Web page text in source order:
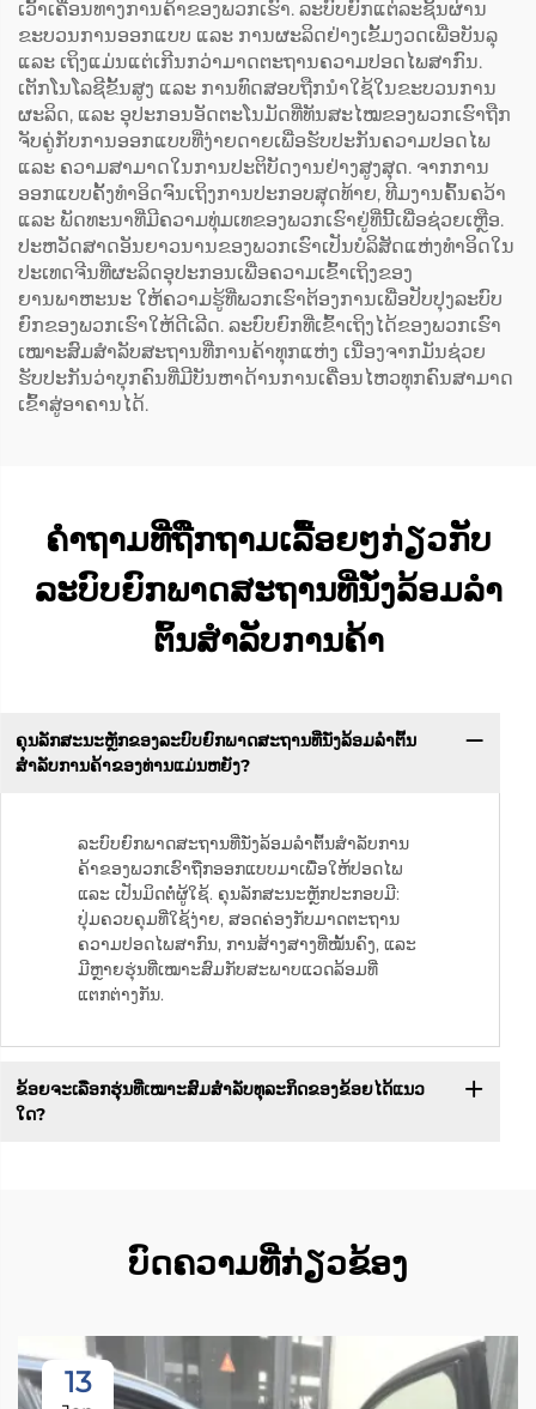
ເວົ້າເຄື່ອນທາງການຄ້າຂອງພວກເຮົາ. ລະບົບຍົກແຕ່ລະຊິ້ນຜ່ານ
ຂະບວນການອອກແບບ ແລະ ການຜະລິດຢ່າງເຂັ້ມງວດເພື່ອບັນລຸ
ແລະ ເຖິງແມ່ນແຕ່ເກີນກວ່າມາດຕະຖານຄວາມປອດໄພສາກົນ.
ເຕັກໂນໂລຊີຂັ້ນສູງ ແລະ ການທົດສອບຖືກນຳໃຊ້ໃນຂະບວນການ
ຜະລິດ, ແລະ ອຸປະກອນອັດຕະໂນມັດທີ່ທັນສະໄໝຂອງພວກເຮົາຖືກ
ຈັບຄູ່ກັບການອອກແບບທີ່ງ່າຍດາຍເພື່ອຮັບປະກັນຄວາມປອດໄພ
ແລະ ຄວາມສາມາດໃນການປະຕິບັດງານຢ່າງສູງສຸດ. ຈາກການ
ອອກແບບຄັ້ງທຳອິດຈົນເຖິງການປະກອບສຸດທ້າຍ, ທີມງານຄົ້ນຄວ້າ
ແລະ ພັດທະນາທີ່ມີຄວາມທຸ່ມເທຂອງພວກເຮົາຢູ່ທີ່ນີ້ເພື່ອຊ່ວຍເຫຼືອ.
ປະຫວັດສາດອັນຍາວນານຂອງພວກເຮົາເປັນບໍລິສັດແຫ່ງທຳອິດໃນ
ປະເທດຈີນທີ່ຜະລິດອຸປະກອນເພື່ອຄວາມເຂົ້າເຖິງຂອງ
ຍານພາຫະນະ ໃຫ້ຄວາມຮູ້ທີ່ພວກເຮົາຕ້ອງການເພື່ອປັບປຸງລະບົບ
ຍົກຂອງພວກເຮົາໃຫ້ດີເລີດ. ລະບົບຍົກທີ່ເຂົ້າເຖິງໄດ້ຂອງພວກເຮົາ
ເໝາະສົມສຳລັບສະຖານທີ່ການຄ້າທຸກແຫ່ງ ເນື່ອງຈາກມັນຊ່ວຍ
ຮັບປະກັນວ່າບຸກຄົນທີ່ມີບັນຫາດ້ານການເຄື່ອນໄຫວທຸກຄົນສາມາດ
ເຂົ້າສູ່ອາຄານໄດ້.
ຄຳຖາມທີ່ຖືກຖາມເລື້ອຍໆກ່ຽວກັບ
ລະບົບຍົກພາດສະຖານທີ່ນັ່ງລ້ອມລໍາ
ຕົ້ນສຳລັບການຄ້າ
ຄຸນລັກສະນະຫຼັກຂອງລະບົບຍົກພາດສະຖານທີ່ນັ່ງລ້ອມລໍາຕົ້ນ
ສຳລັບການຄ້າຂອງທ່ານແມ່ນຫຍັງ?
ລະບົບຍົກພາດສະຖານທີ່ນັ່ງລ້ອມລໍາຕົ້ນສຳລັບການ
ຄ້າຂອງພວກເຮົາຖືກອອກແບບມາເພື່ອໃຫ້ປອດໄພ
ແລະ ເປັນມິດຕໍ່ຜູ້ໃຊ້. ຄຸນລັກສະນະຫຼັກປະກອບມີ:
ປຸ່ມຄວບຄຸມທີ່ໃຊ້ງ່າຍ, ສອດຄ່ອງກັບມາດຕະຖານ
ຄວາມປອດໄພສາກົນ, ການສ້າງສາງທີ່ໝັ້ນຄົງ, ແລະ
ມີຫຼາຍຮຸ່ນທີ່ເໝາະສົມກັບສະພາບແວດລ້ອມທີ່
ແຕກຕ່າງກັນ.
ຂ້ອຍຈະເລືອກຮຸ່ນທີ່ເໝາະສົມສຳລັບທຸລະກິດຂອງຂ້ອຍໄດ້ແນວ
ໃດ?
ບົດຄວາມທີ່ກ່ຽວຂ້ອງ
13